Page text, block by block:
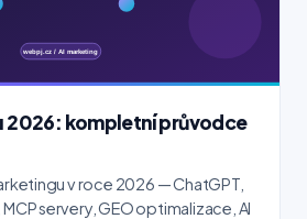
2026: kompletní průvodce
v roce 2026 — ChatGPT,
servery, GEO optimalizace, AI